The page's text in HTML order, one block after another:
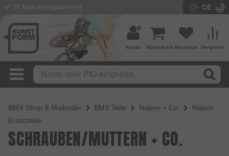
DE
Vergleich
Merkliste
Warenkorb
Konto
BMX Shop & Mailorder BMX Teile Naben + Co.
Naben
Ersatzteile
SCHRAUBEN/MUTTERN + CO.